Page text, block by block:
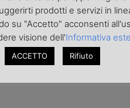
prodotti e servizi in
su "Accetto" acconsenti
visione dell'Informativa
ACCETTO Rifiuto